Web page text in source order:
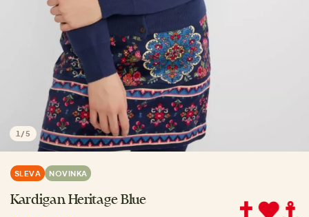
1 /5
SLEVA NOVINKA
Kardigan Heritage Blue